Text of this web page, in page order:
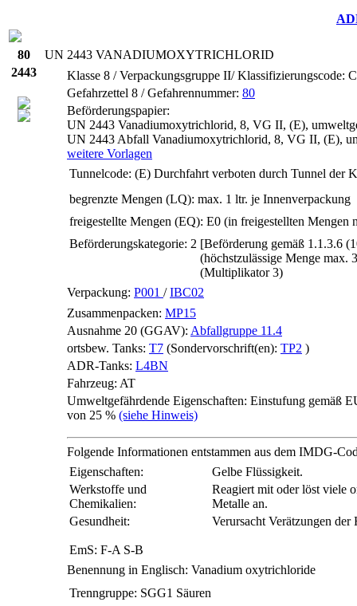
80
2443
UN 2443 VANADIUMOXYTRICHLORID
Klasse 8 / Verpackungsgruppe II/ Klassifizierungscode:
Gefahrzettel 8 / Gefahrennummer: 80
Beförderungspapier:
UN 2443 Vanadiumoxytrichlorid, 8, VG II, (E),
UN 2443 Abfall Vanadiumoxytrichlorid, 8, VG II, (E),
weitere Vorlagen
Tunnelcode: (E) Durchfahrt verboten durch Tunnel der
begrenzte Mengen (LQ): max. 1 ltr. je Innenverpackung
freigestellte Mengen (EQ): E0 (in freigestellten Mengen
Beförderungskategorie: 2 [Beförderung gemäß 1.1.3.6
(höchstzulässige Menge max.
(Multiplikator 3)
Verpackung: P001 /IBC02
Zusammenpacken: MP15
Ausnahme 20 (GGAV): Abfallgruppe 11.4
ortsbew. Tanks: T7 (Sondervorschrift(en): TP2 )
ADR-Tanks: L4BN
Fahrzeug: AT
Umweltgefährdende Eigenschaften: Einstufung gemäß
von 25 % (siehe Hinweis)
Folgende Informationen entstammen aus dem IMDG-
Eigenschaften:
Gelbe Flüssigkeit.
Werkstoffe und
Chemikalien:
Reagiert mit oder löst viele
Metalle an.
Gesundheit:
Verursacht Verätzungen
EmS: F-A S-B
Benennung in Englisch: Vanadium oxytrichloride
Trenngruppe: SGG1 Säuren